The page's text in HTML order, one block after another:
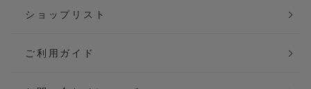
ショップリスト
ご利用ガイド